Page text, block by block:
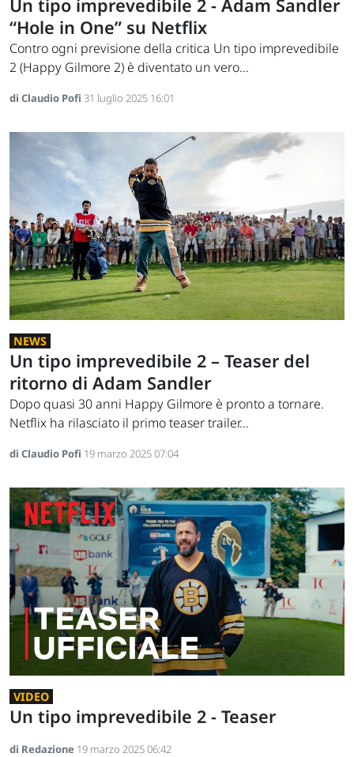
Un tipo imprevedibile 2 - Adam Sandler
“Hole in One” su Netflix
Contro ogni previsione della critica Un tipo imprevedibile
2 (Happy Gilmore 2) è diventato un vero...
di Claudio Pofi 31 luglio 2025 16:01
NEWS
Un tipo imprevedibile 2 – Teaser del
ritorno di Adam Sandler
Dopo quasi 30 anni Happy Gilmore è pronto a tornare.
Netflix ha rilasciato il primo teaser trailer...
di Claudio Pofi 19 marzo 2025 07:04
VIDEO
Un tipo imprevedibile 2 - Teaser
di Redazione 19 marzo 2025 06:42